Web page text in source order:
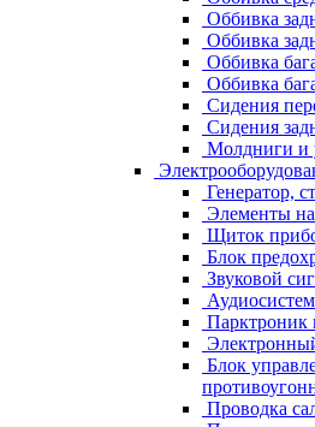
Оббивка
Оббивка
Оббивка
Оббивка
Сидения
Сидения
Молдниги и
Генератор,
Элементы
Щиток
Блок
Звуковой
Парктроник
Блок
Проводка